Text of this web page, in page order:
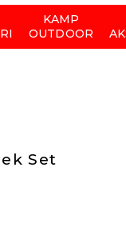
KAMP
OUTDOOR
Set